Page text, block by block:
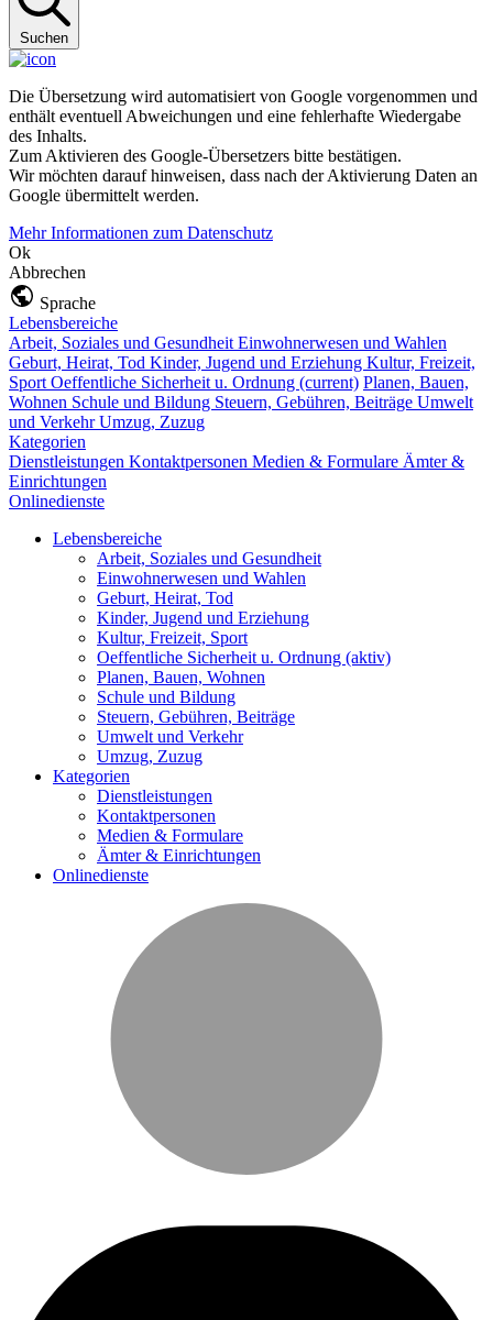
Suchen
Die Übersetzung wird automatisiert von Google vorgenommen und
enthält eventuell Abweichungen und eine fehlerhafte Wiedergabe
des Inhalts.
Zum Aktivieren des Google-Übersetzers bitte bestätigen.
Wir möchten darauf hinweisen, dass nach der Aktivierung Daten an
Google übermittelt werden.
Mehr Informationen zum Datenschutz
Ok
Abbrechen
Sprache
Lebensbereiche
Arbeit, Soziales und Gesundheit Einwohnerwesen und Wahlen
Geburt, Heirat, Tod Kinder, Jugend und Erziehung Kultur, Freizeit,
Sport Oeffentliche Sicherheit u. Ordnung (current) Planen, Bauen,
Wohnen Schule und Bildung Steuern, Gebühren, Beiträge Umwelt
und VerkehrUmzug, Zuzug
Kategorien
Dienstleistungen Kontaktpersonen Medien & Formulare Ämter &
Einrichtungen
Onlinedienste
Lebensbereiche
Arbeit, Soziales und Gesundheit
Einwohnerwesen und Wahlen
Geburt, Heirat, Tod
Kinder, Jugend und Erziehung
Kultur, Freizeit, Sport
Oeffentliche Sicherheit u. Ordnung (aktiv)
Planen, Bauen, Wohnen
Schule und Bildung
Steuern, Gebühren, Beiträge
Umwelt und Verkehr
Umzug, Zuzug
Kategorien
Dienstleistungen
Kontaktpersonen
Medien & Formulare
Ämter & Einrichtungen
Onlinedienste